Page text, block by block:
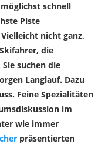
schnell
Piste
nicht ganz,
die
suchen die
Langlauf. Dazu
Feine Spezialitäten
im
wie immer
präsentierten